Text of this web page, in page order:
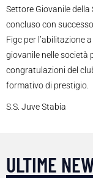
Settore Giovanile della
concluso con
Figc per l’abilitazione
giovanile nelle società
congratulazioni del
formativo di prestigio.
S.S. Juve Stabia
ULTIME